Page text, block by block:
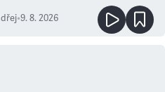
•9. 8. 2026